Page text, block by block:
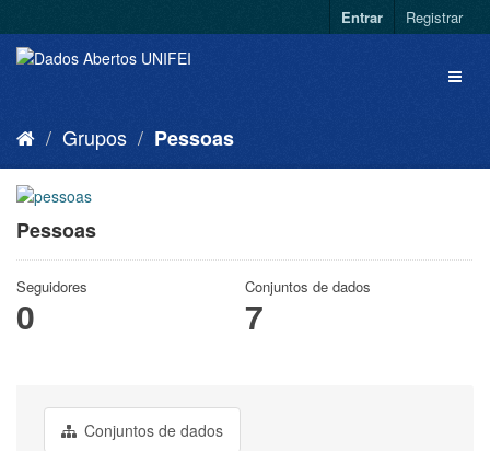
Entrar Registrar
Grupos Pessoas
Pessoas
Seguidores
0
Conjuntos de dados
7
Conjuntos de dados